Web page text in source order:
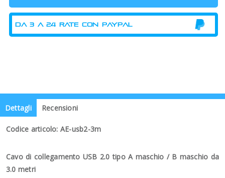
Dettagli Recensioni
Codice articolo: AE-usb2-3m
Cavo di collegamento USB 2.0 tipo A maschio / B maschio da
3.0 metri